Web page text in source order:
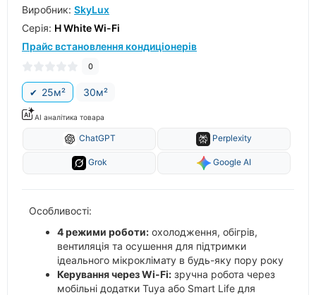
Виробник: SkyLux
Серiя: H White Wi-Fi
Прайс встановлення кондиціонерів
0
25м² 30м²
AI аналітика товара
ChatGPT Perplexity
Grok Google AI
Особливості:
4 режими роботи: охолодження, обігрів,
вентиляція та осушення для підтримки
ідеального мікроклімату в будь-яку пору року
Керування через Wi-Fi: зручна робота через
мобільні додатки Tuya або Smart Life для